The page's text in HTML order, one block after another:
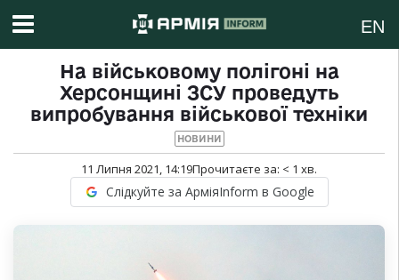
EN
На військовому полігоні на
Херсонщині ЗСУ проведуть
випробування військової техніки
НОВИНИ
11 Липня 2021, 14:19Прочитаєте за: < 1 хв.
Слідкуйте за АрміяInform в Google